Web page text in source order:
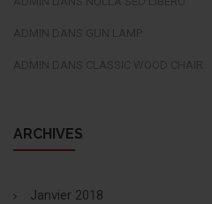
ARCHIVES
Janvier 2018